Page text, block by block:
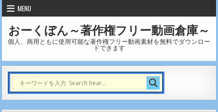
Skip to content
MENU
おーくぼん～著作権フリー動画倉庫～
個人、商用ともに使用可能な著作権フリー動画素材を無料でダウンロー
ドできます